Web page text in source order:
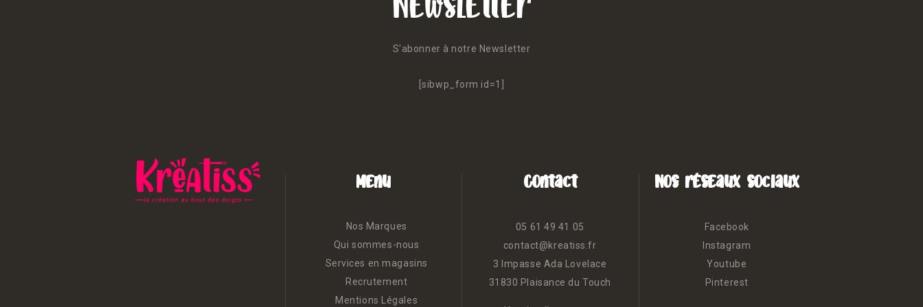
Newsletter
S'abonner à notre Newsletter
[sibwp_form id=1]
Menu
Nos Marques
Qui sommes-nous
Services en magasins
Recrutement
Mentions Légales
Contact
05 61 49 41 05
contact@kreatiss.fr
3 Impasse Ada Lovelace
31830 Plaisance du Touch
Nos réseaux sociaux
Facebook
Instagram
Youtube
Pinterest